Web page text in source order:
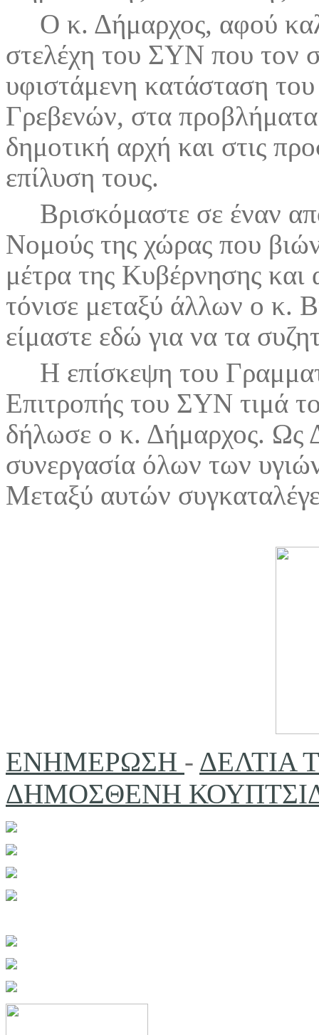
Ο κ. Δήμαρχος, αφού
στελέχη του ΣΥΝ που τον
υφιστάμενη κατάσταση
Γρεβενών, στα
δημοτική αρχή και στις
επίλυση τους.
Βρισκόμαστε σε έναν
Νομούς της χώρας που
μέτρα της Κυβέρνησης και
τόνισε μεταξύ άλλων ο κ.
είμαστε εδώ για να τα
Η επίσκεψη του
Επιτροπής του ΣΥΝ τιμά
δήλωσε ο κ. Δήμαρχος. Ως
συνεργασία όλων των
Μεταξύ αυτών
ΕΝΗΜΕΡΩΣΗ - ΔΕΛΤΙΑ
ΔΗΜΟΣΘΕΝΗ